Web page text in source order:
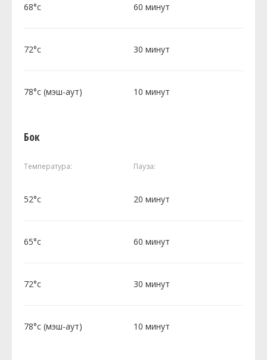
68°c 60 минут
72°c 30 минут
78°c (мэш-аут) 10 минут
Бок
Температура: Пауза:
52°c 20 минут
65°c 60 минут
72°c 30 минут
78°c (мэш-аут) 10 минут